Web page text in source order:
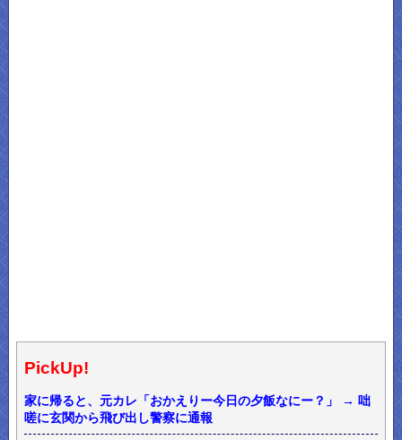
PickUp!
家に帰ると、元カレ「おかえりー今日の夕飯なにー？」 → 咄
嗟に玄関から飛び出し警察に通報